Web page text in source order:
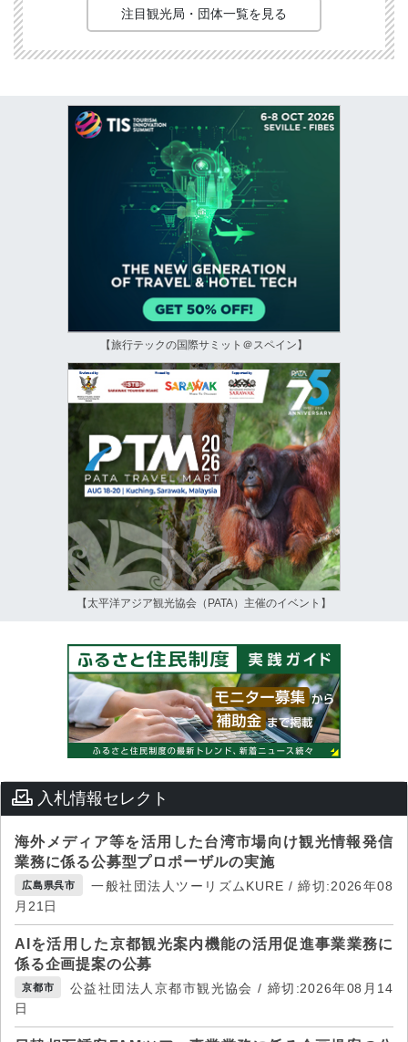
注目観光局・団体一覧を見る
【旅行テックの国際サミット＠スペイン】
【太平洋アジア観光協会（PATA）主催のイベント】
入札情報セレクト
海外メディア等を活用した台湾市場向け観光情報発信
業務に係る公募型プロポーザルの実施
広島県呉市
一般社団法人ツーリズムKURE / 締切:2026年08
月21日
AIを活用した京都観光案内機能の活用促進事業業務に
係る企画提案の公募
京都市
公益社団法人京都市観光協会 / 締切:2026年08月14
日